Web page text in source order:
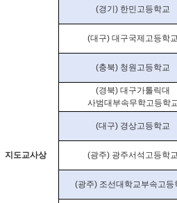
지도교사상
(경기 ) 한민고등학교
(대구) 대구국제고등학교
(충북) 청원고등학교
(경북) 대구가톨릭대
사범대부속무학고등학
(대구) 경상고등학교
(광주) 광주서석고등학교
(광주) 조선대학교부속고등